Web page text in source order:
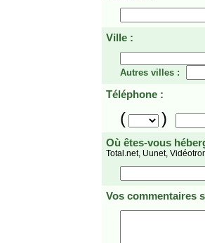
Ville :
Autres villes :
Téléphone :
( )
Où êtes-vous
Total.net, Uunet,
Vos commentaires